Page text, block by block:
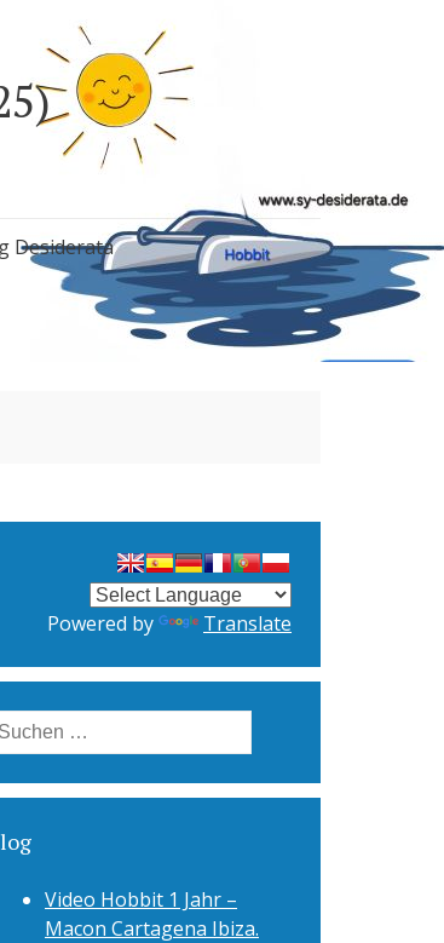
Desiderata
Powered by Translate
Suchen
Video Hobbit 1 Jahr –
Macon Cartagena Ibiza.